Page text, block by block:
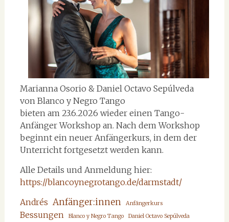
Marianna Osorio & Daniel Octavo Sepúlveda
von Blanco y Negro Tango
bieten am 23.6.2026 wieder einen Tango-
Anfänger Workshop an. Nach dem Workshop
beginnt ein neuer Anfängerkurs, in dem der
Unterricht fortgesetzt werden kann.
Alle Details und Anmeldung hier:
https://blancoynegrotango.de/darmstadt/
Andrés Anfänger:innen Anfängerkurs
Bessungen Blanco y Negro Tango Daniel Octavo Sepúlveda